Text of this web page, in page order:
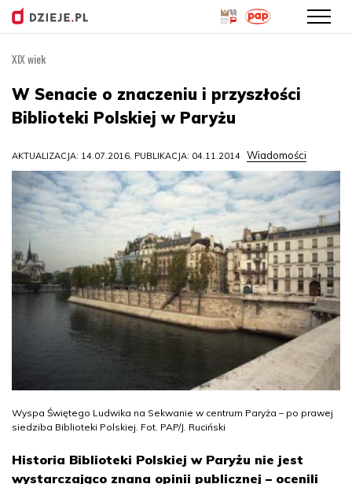
treści
XIX wiek
W Senacie o znaczeniu i przyszłości
Biblioteki Polskiej w Paryżu
AKTUALIZACJA: 14.07.2016, PUBLIKACJA: 04.11.2014 Wiadomości
Wyspa Świętego Ludwika na Sekwanie w centrum Paryża – po prawej
siedziba Biblioteki Polskiej. Fot. PAP/J. Ruciński
Historia Biblioteki Polskiej w Paryżu nie jest
wystarczająco znana opinii publicznej – ocenili